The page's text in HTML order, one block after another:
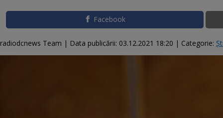
Facebook
radiodcnews Team | Data publicării: 03.12.2021 18:20 | Categorie: